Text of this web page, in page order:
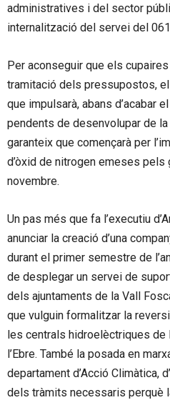
administratives i del sector
internalització del servei del
Per aconseguir que els
tramitació dels pressupostos,
que impulsarà, abans d’acabar
pendents de desenvolupar de
garanteix que començarà per
d’òxid de nitrogen emeses
novembre.
Un pas més que fa l’executiu
anunciar la creació d’una
durant el primer semestre de
de desplegar un servei de
dels ajuntaments de la Vall
que vulguin formalitzar la
les centrals hidroelèctriques de
l’Ebre. També la posada en
departament d’Acció Climàtica,
dels tràmits necessaris perquè